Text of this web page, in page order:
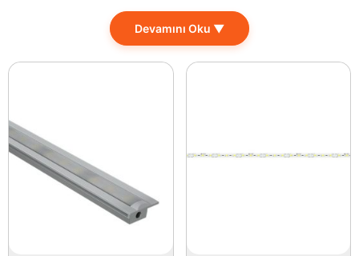
dönüştürmek için tasarlandı. İç mekanlarınızdan dış
alanlarınıza kadar geniş bir kullanım yelpazesine sahip
bu ürün, şıklığı ve pratikliği bir araya getiriyor.
Su ve toza dayanıklı IP65 koruma sınıfı ile güvenle dış
kadar birçok noktada göz alıcı bir atmosfer yaratır. Dış
alanlardaki kullanımı, yaz akşamlarındaki keyfinizi
artırırken, içeride ise farklı renk seçenekleriyle her
ortamda uygun bir ambiyans oluşturma imkanı sunar.
RGB ışık rengi opsiyonu, eğlenceli anlarınızı
özelleştirmenizi sağlar. Partiler, kutlamalar veya
Devamını Oku ▼